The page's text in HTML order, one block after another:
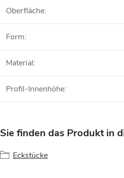
Oberfläche:
Form:
Material:
Profil-Innenhöhe:
Sie finden das Produkt in
Eckstücke